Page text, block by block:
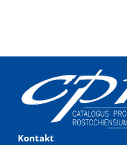
Kontakt